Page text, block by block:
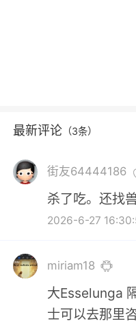
最新评论 （3条）
街友64444186
杀了吃。还找兽
2026-6-27
miriam18
大Esselunga
士可以去那里